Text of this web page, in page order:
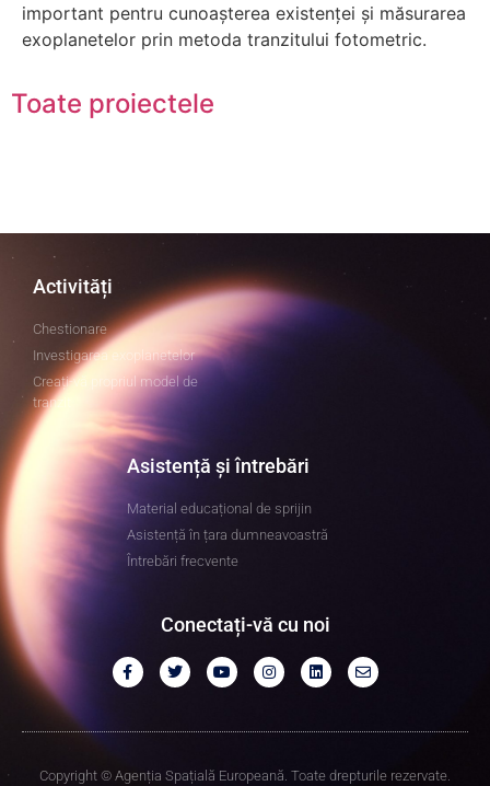
important pentru cunoașterea existenței și măsurarea
exoplanetelor prin metoda tranzitului fotometric.
Toate proiectele
Activități
Chestionare
Investigarea exoplanetelor
Creați-vă propriul model de
tranzit
Asistență și întrebări
Material educațional de sprijin
Asistență în țara dumneavoastră
Întrebări frecvente
Conectați-vă cu noi
Copyright © Agenția Spațială Europeană. Toate drepturile rezervate.